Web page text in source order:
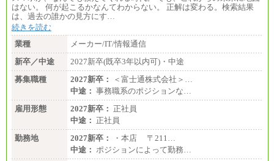
はない。 何が起こるかなんてわからない。 正解は変わる。検索結果
は、過去の誰かの見方にす…
続きを読む
業種
メーカー/IT/情報通信
新卒／中途
2027新卒(既卒3年以内可)・中途
募集職種
2027新卒：
＜富士通株式会社＞…
中途： 事務職系のポジションな…
雇用形態
2027新卒： 正社員
中途： 正社員
勤務地
2027新卒：
・本店 〒211…
中途： ポジションによって勤務…